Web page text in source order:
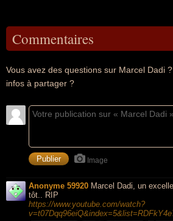
Commentaires
Vous avez des questions sur Marcel Dadi
infos à partager ?
Image
Anonyme 59920 Marcel Dadi, un
tôt.. RIP
https://www.youtube.com/watch?